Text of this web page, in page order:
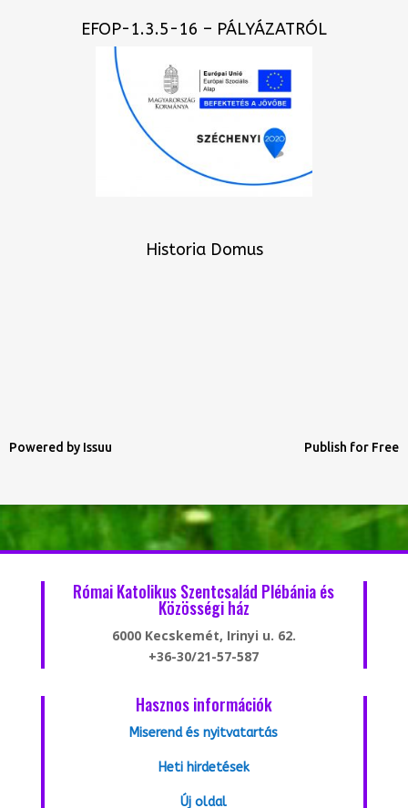
EFOP-1.3.5-16 – PÁLYÁZATRÓL
Historia Domus
Powered by Issuu Publish for Free
Római Katolikus Szentcsalád Plébánia és
Közösségi ház
6000 Kecskemét, Irinyi u. 62.
+36-30/21-57-587
Hasznos információk
Miserend és nyitvatartás
Heti hirdetések
Új oldal